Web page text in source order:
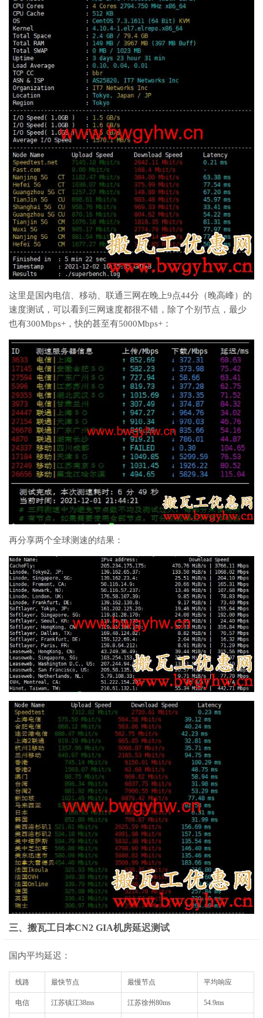
这里是国内电信、移动、联通三网在晚上9点44分（晚高峰）的
速度测试，可以看到三网速度都很不错，除了个别节点，最少
也有300Mbps+，快的甚至有5000Mbps+：
再分享两个全球测速的结果：
三、搬瓦工日本CN2 GIA机房延迟测试
国内平均延迟：
线路 最快节点 最慢节点 平均响应
电信 江苏镇江38ms 江苏徐州 80ms 54.9ms